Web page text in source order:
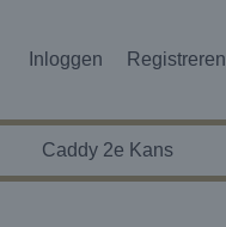
Inloggen Registreren
Caddy 2e Kans